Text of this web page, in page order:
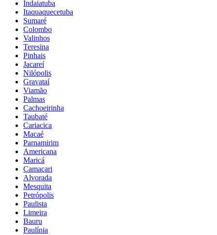
Indaiatuba
Itaquaquecetuba
Sumaré
Colombo
Valinhos
Teresina
Pinhais
Jacareí
Nilópolis
Gravataí
Viamão
Palmas
Cachoeirinha
Taubaté
Cariacica
Macaé
Parnamirim
Americana
Maricá
Camaçari
Alvorada
Mesquita
Petrópolis
Paulista
Limeira
Bauru
Paulínia